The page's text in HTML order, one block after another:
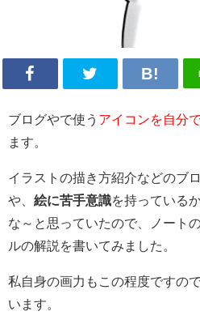
ブログやで使う アイコンを自分
ます。
イラストの描き方紹介などのブ
や、 絵に苦手意識を持っている
な～と思っていたので、ノート
ルの解説を書いてみました。
私自身の画力もこの程度ですの
います。